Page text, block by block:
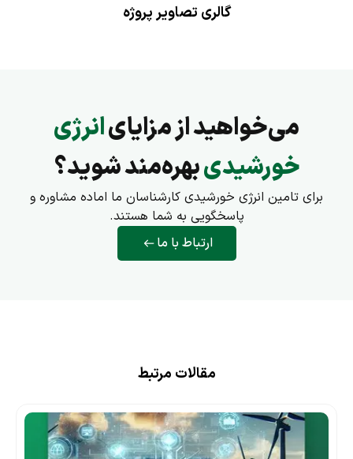
گالری تصاویر پروژه
می‌خواهید از مزایایانرژی
خورشیدیبهره‌مند شوید؟
برای تامین انرژی خورشیدی کارشناسان ما اماده مشاوره و
پاسخگویی به شما هستند.
ارتباط با ما
مقالات مرتبط